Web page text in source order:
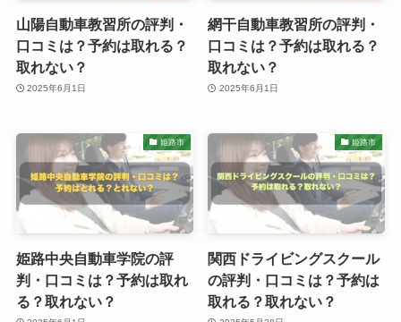
山陽自動車教習所の評判・
口コミは？予約は取れる？
取れない？
2025年6月1日
網干自動車教習所の評判・
口コミは？予約は取れる？
取れない？
2025年6月1日
姫路市
姫路中央自動車学院の評
判・口コミは？予約は取れ
る？取れない？
姫路市
関西ドライビングスクール
の評判・口コミは？予約は
取れる？取れない？